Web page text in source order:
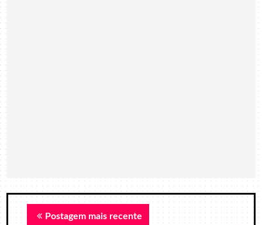
Postagem mais recente